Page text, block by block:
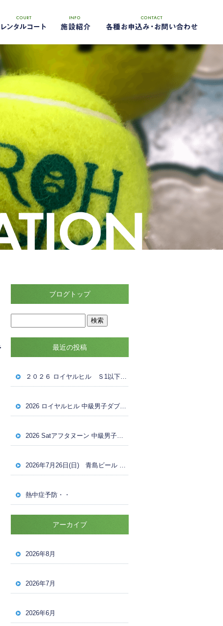
ブログトップ
最近の投稿
熱中症予防・・
アーカイブ
2026年8月
2026年7月
2026年6月